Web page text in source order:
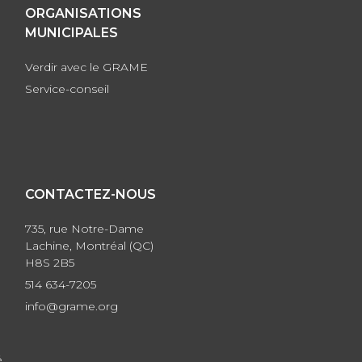
ORGANISATIONS
MUNICIPALES
Verdir avec le GRAME
Service-conseil
CONTACTEZ-NOUS
735, rue Notre-Dame
Lachine, Montréal (QC)
H8S 2B5
514 634-7205
info@grame.org